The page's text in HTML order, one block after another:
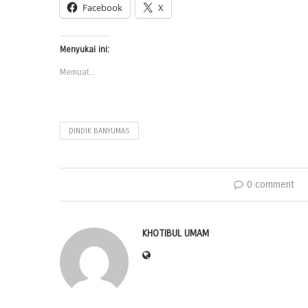
Facebook X
Menyukai ini:
Memuat...
DINDIK BANYUMAS
0 comment
KHOTIBUL UMAM